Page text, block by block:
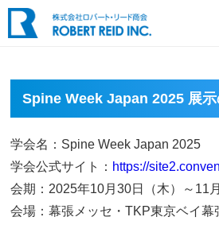
Spine Week Japan 2025 展
学会名：Spine Week Japan 2025
学会公式サイト： https://
会期：2025年10月30日（木）～11
会場：幕張メッセ・TKP東京ベイ幕